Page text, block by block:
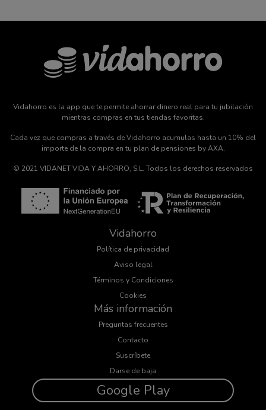
Vidahorro es la app que te permite ahorrar dinero real para tu jubilación
mientras compras en tus tiendas favoritas.
Cada vez que compras a través de Vidahorro acumulas hasta un 10% del
importe de la compra en tu plan de pensiones by AXA.
© 2021 VIDANET VIDA Y AHORRO, S.L. Todos los derechos reservados
Vidahorro
Política de privacidad
Aviso legal
Términos y Condiciones
Cookies
Más información
Preguntas frecuentes
Contacto
Suscríbete
Darse de baja
Google Play